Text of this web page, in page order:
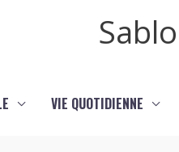
VIE QUOTIDIENNE